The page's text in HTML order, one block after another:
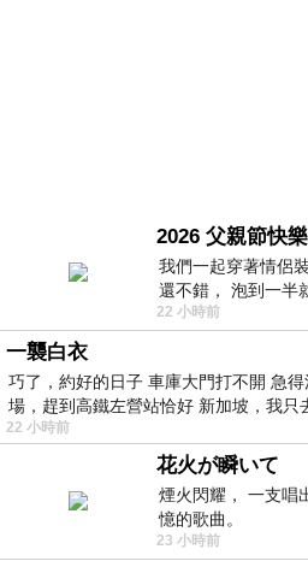
2026 父親節快樂
我們一起穿著情侶
還不錯， 泡到一半
醒， 手
22 小時前
一襲白衣
巧了，約好的日子 車庫大門打不開 急
場，趕到高鐵左營站恰好 新加坡，我只
22 小時前
花火が瞬いて
煙火閃耀， 一支唱
憶的歌曲。
23 小時前